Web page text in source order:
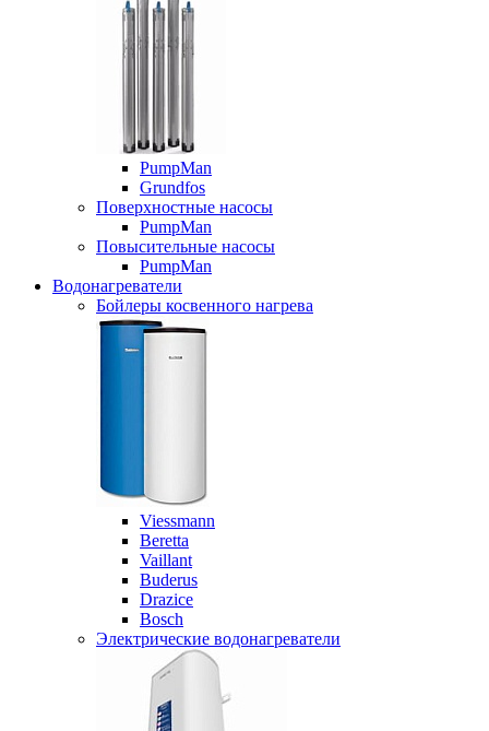
PumpMan
Grundfos
Поверхностные насосы
PumpMan
Повысительные насосы
PumpMan
Водонагреватели
Бойлеры косвенного нагрева
Viessmann
Beretta
Vaillant
Buderus
Drazice
Bosch
Электрические водонагреватели